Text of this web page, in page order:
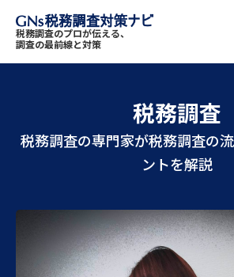
Skip to content
税務調査のプロが伝える、
調査の最前線と対策
税務調査
税務調査の専門家が税務調査の
ントを解説